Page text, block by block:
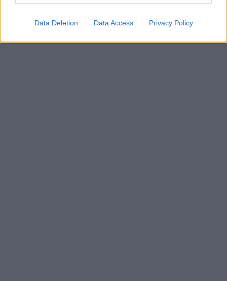
Data Deletion Data Access Privacy Policy